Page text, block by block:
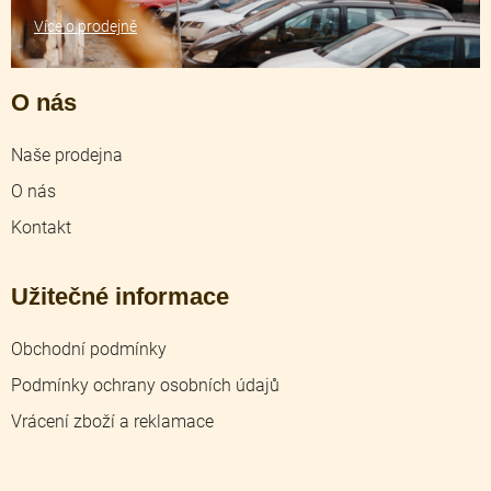
O nás
Naše prodejna
O nás
Kontakt
Užitečné informace
Obchodní podmínky
Podmínky ochrany osobních údajů
Vrácení zboží a reklamace
Více o prodejně